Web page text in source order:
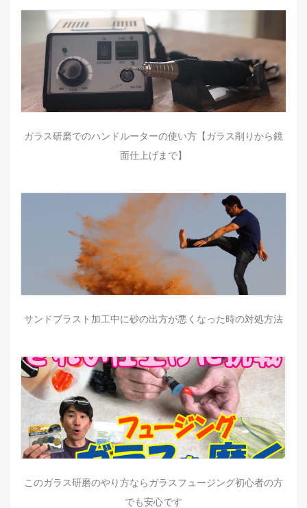
ガラス研磨でのハンドルーターの使い方【ガラス削りから鏡
面仕上げまで】
サンドブラスト加工中に砂の出方が悪くなった時の対処方法
このガラス研磨のやり方ならガラスフュージング初心者の方
でも安心です